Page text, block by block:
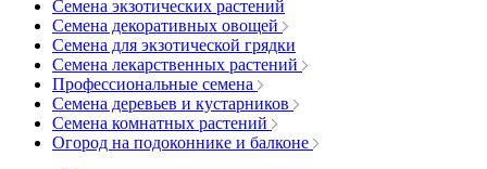
Семена экзотических растений
Семена декоративных овощей
Семена для экзотической грядки
Семена лекарственных растений
Профессиональные семена
Семена деревьев и кустарников
Семена комнатных растений
Огород на подоконнике и балконе